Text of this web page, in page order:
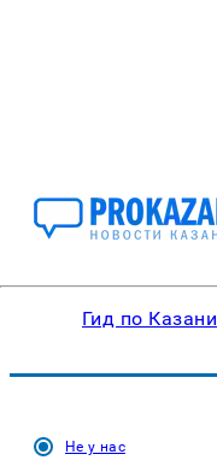
Гид по Казани
Не у нас